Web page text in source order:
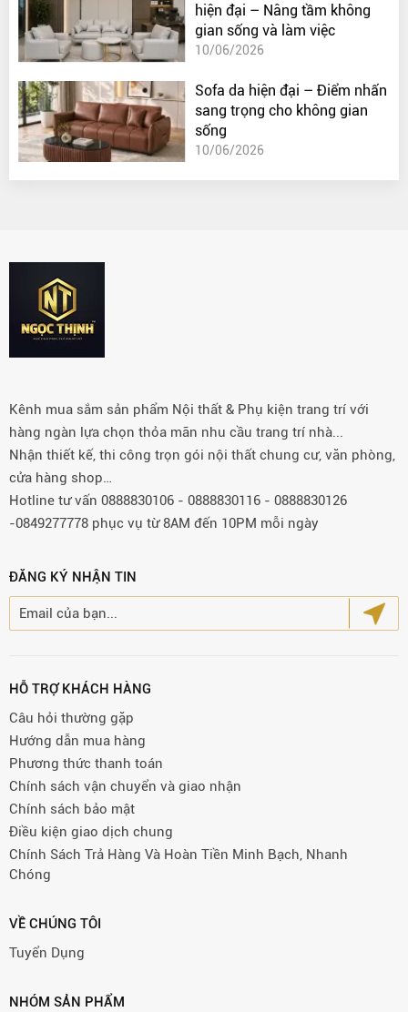
hiện đại – Nâng tầm không
gian sống và làm việc
10/06/2026
Sofa da hiện đại – Điểm nhấn
sang trọng cho không gian
sống
10/06/2026
Kênh mua sắm sản phẩm Nội thất & Phụ kiện trang trí với
hàng ngàn lựa chọn thỏa mãn nhu cầu trang trí nhà...
Nhận thiết kế, thi công trọn gói nội thất chung cư, văn phòng,
cửa hàng shop…
Hotline tư vấn 0888830106 - 0888830116 - 0888830126
-0849277778 phục vụ từ 8AM đến 10PM mỗi ngày
ĐĂNG KÝ NHẬN TIN
HỖ TRỢ KHÁCH HÀNG
Câu hỏi thường gặp
Hướng dẫn mua hàng
Phương thức thanh toán
Chính sách vận chuyển và giao nhận
Chính sách bảo mật
Điều kiện giao dịch chung
Chính Sách Trả Hàng Và Hoàn Tiền Minh Bạch, Nhanh
Chóng
VỀ CHÚNG TÔI
Tuyển Dụng
NHÓM SẢN PHẨM